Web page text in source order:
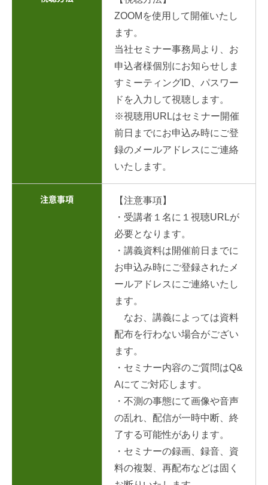
ZOOMを使用して開催いたし
ます。
当社セミナー事務局より、お
申込者様個別にお知らせしま
すミーティングID、パスワー
ドを入力して視聴します。
※視聴用URLはセミナー開催
前日までにお申込み時にご登
録のメールアドレスにご連絡
いたします。
注意事項
【注意事項】
・受講者１名に１視聴URLが
必要となります。
・講義資料は開催前日までに
お申込み時にご登録されたメ
ールアドレスにご連絡いたし
ます。
なお、講義によっては資料
配布を行わない場合がござい
ます。
・セミナー内容のご質問はQ&
Aにてご対応します。
・不測の事態にて画像や音声
の乱れ、配信が一時中断、終
了する可能性があります。
・セミナーの録画、録音、資
料の複製、再配布などは固く